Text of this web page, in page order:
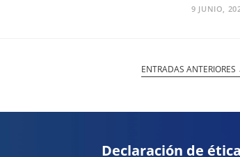
9 JUNIO,
ENTRADAS ANTERIORES
Declaración de